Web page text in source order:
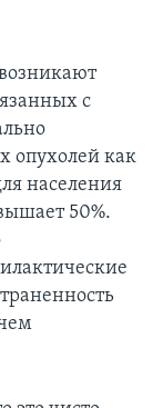
с
опухолей как
населения
50%.